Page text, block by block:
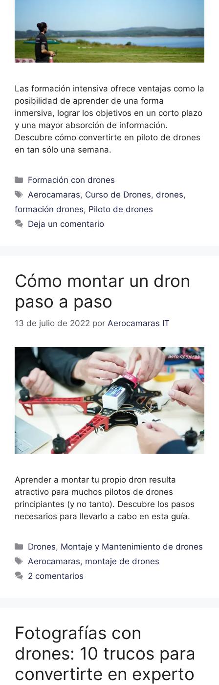
Las formación intensiva ofrece ventajas como la
posibilidad de aprender de una forma
inmersiva, lograr los objetivos en un corto plazo
y una mayor absorción de información.
Descubre cómo convertirte en piloto de drones
en tan sólo una semana.
Formación con drones
Aerocamaras, Curso de Drones, drones,
formación drones, Piloto de drones
Deja un comentario
Cómo montar un dron
paso a paso
13 de julio de 2022 por Aerocamaras IT
Aprender a montar tu propio dron resulta
atractivo para muchos pilotos de drones
principiantes (y no tanto). Descubre los pasos
necesarios para llevarlo a cabo en esta guía.
Drones, Montaje y Mantenimiento de drones
Aerocamaras, montaje de drones
2 comentarios
Fotografías con
drones: 10 trucos para
convertirte en experto